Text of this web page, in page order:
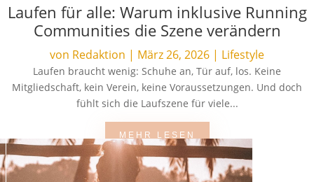
Laufen für alle: Warum inklusive Running
Communities die Szene verändern
von Redaktion | März 26, 2026 | Lifestyle
Laufen braucht wenig: Schuhe an, Tür auf, los. Keine
Mitgliedschaft, kein Verein, keine Voraussetzungen. Und doch
fühlt sich die Laufszene für viele...
MEHR LESEN